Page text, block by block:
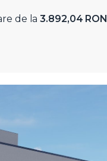
de la3.892,04 RON